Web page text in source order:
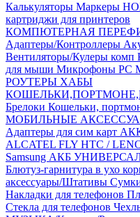
Калькуляторы Маркеры
картриджи для принтеров
КОМПЮТЕРНАЯ
Адаптеры/Контроллеры
Вентиляторы/Кулеры комп
для мыши Микрофоны PC
РОУТЕРЫ ХАБЫ
Брелоки Кошельки,
МОБИЛЬНЫЕ
Адаптеры для сим карт
ALCATEL FLY HTC /
Samsung АКБ
Блютуз-гарнитура в ухо
аксессуары/Штативы
Накладки для телефонов
Стекла для телефонов